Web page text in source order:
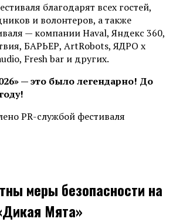
благодарят всех гостей,
и волонтеров, а также
— компании Haval, Яндекс 360,
БАРЬЕР, ArtRobots, ЯДРО х
Fresh bar и других.
— это было легендарно! До
PR-службой фестиваля
меры безопасности на
Мята»